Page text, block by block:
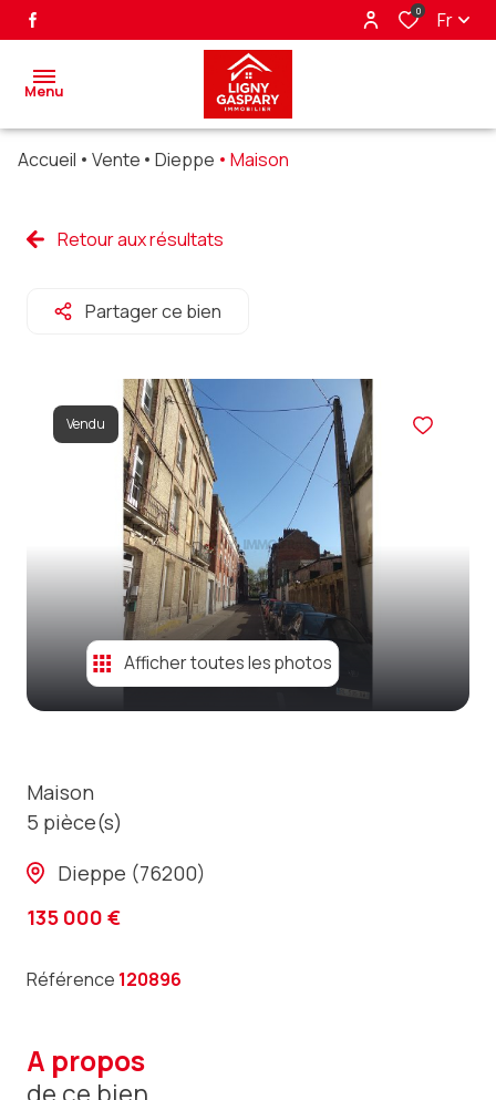
0 Fr
Menu
ventes
vendus
partenaires
Accueil Vente Dieppe Maison
Retour aux résultats
Partager ce bien
Vendu
Afficher toutes les photos
Maison
5 pièce(s)
Dieppe (76200)
135 000 €
Référence 120896
a propos